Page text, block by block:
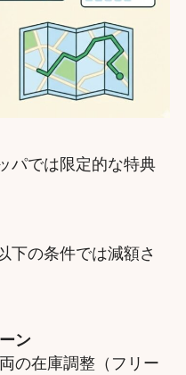
パでは限定的な特典
下の条件では減額さ
ン
の在庫調整（フリー